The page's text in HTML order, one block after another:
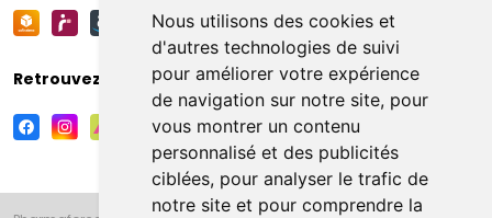
Nous utilisons des cookies et
d'autres technologies de suivi
pour améliorer votre expérience
de navigation sur notre site, pour
vous montrer un contenu
personnalisé et des publicités
ciblées, pour analyser le trafic de
notre site et pour comprendre la
Retrouvez-nous sur vos réseaux sociaux